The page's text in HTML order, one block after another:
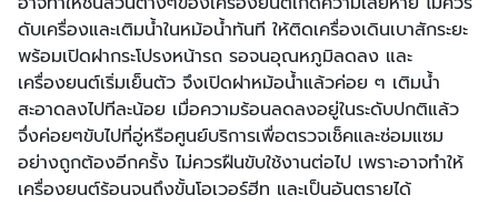
ดับเครื่องและเติมน้ำในหม้อน้ำทันที ให้ติดเครื่องเดินเบาสักระยะ
พร้อมเปิดฝากระโปรงหน้ารถ รอจนอุณหภูมิลดลง และ
เครื่องยนต์เริ่มเย็นตัว จึงเปิดฝาหม้อน้ำแล้วค่อย ๆ เติมน้ำ
สะอาดลงไปทีละน้อย เมื่อความร้อนลดลงอยู่ในระดับปกติแล้ว
จึ่งค่อยๆขับไปที่อู่หรือศูนย์บริการเพื่อตรวจเช็คและซ่อมแซม
อย่างถูกต้องอีกครั้ง ไม่ควรฝืนขับใช้งานต่อไป เพราะอาจทำให้
เครื่องยนต์ร้อนจนถึงขั้นโอเวอร์ฮีท และเป็นอันตรายได้